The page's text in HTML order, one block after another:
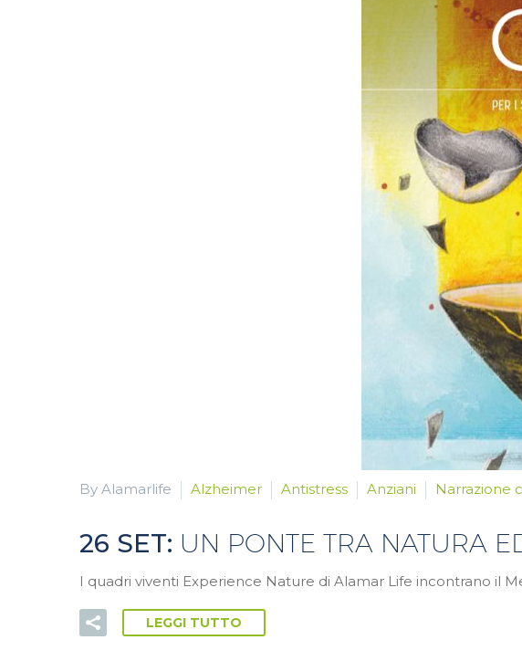
By Alamarlife Alzheimer Antistress Anziani Narrazione
26 SET: UN PONTE TRA NATURA
I quadri viventi Experience Nature di Alamar Life incontrano il
LEGGI TUTTO